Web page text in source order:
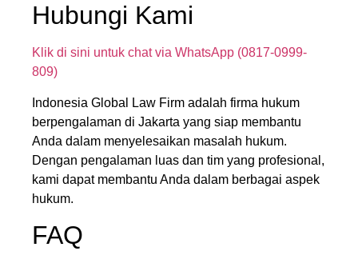
Hubungi Kami
Klik di sini untuk chat via WhatsApp (0817-0999-
809)
Indonesia Global Law Firm adalah firma hukum
berpengalaman di Jakarta yang siap membantu
Anda dalam menyelesaikan masalah hukum.
Dengan pengalaman luas dan tim yang profesional,
kami dapat membantu Anda dalam berbagai aspek
hukum.
FAQ